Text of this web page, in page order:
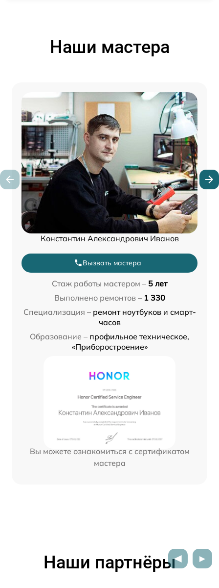
Наши мастера
Константин Александрович Иванов
Вызвать мастера
Стаж работы мастером – 5 лет
Выполнено ремонтов – 1 330
Специализация – ремонт ноутбуков и смарт-
часов
Образование – профильное техническое,
«Приборостроение»
Вы можете ознакомиться с сертификатом
мастера
Наши партнёры